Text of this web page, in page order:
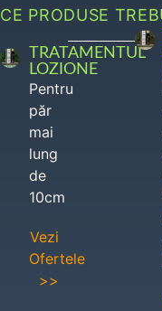
CE PRODUSE
TRATAMENTUL
LOZIONE
Pentru
păr
mai
lung
de
10cm
Vezi
Ofertele
>>